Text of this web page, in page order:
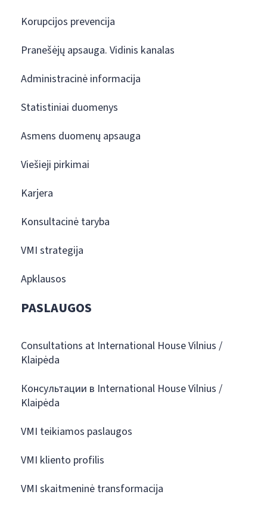
Korupcijos prevencija
Pranešėjų apsauga. Vidinis kanalas
Administracinė informacija
Statistiniai duomenys
Asmens duomenų apsauga
Viešieji pirkimai
Karjera
Konsultacinė taryba
VMI strategija
Apklausos
PASLAUGOS
Consultations at International House Vilnius /
Klaipėda
Консультации в International House Vilnius /
Klaipėda
VMI teikiamos paslaugos
VMI kliento profilis
VMI skaitmeninė transformacija